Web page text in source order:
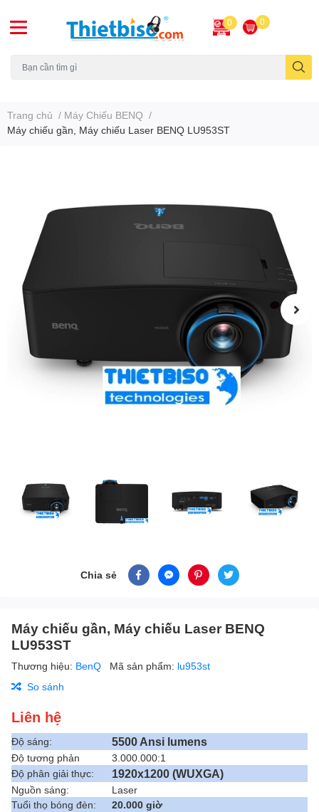
0 0
Trang chủ / Máy Chiếu BENQ /
Máy chiếu gần, Máy chiếu Laser BENQ LU953ST
Chia sẻ
Máy chiếu gần, Máy chiếu Laser BENQ
LU953ST
Thương hiệu: BenQ Mã sản phẩm: lu953st
So sánh
Liên hệ
Độ sáng: 5500 Ansi lumens
Độ tương phản
3.000.000:1
Độ phân giải thực:
1920x1200 (WUXGA)
Nguồn sáng:
Laser
Tuổi thọ bóng đèn:
20.000 giờ